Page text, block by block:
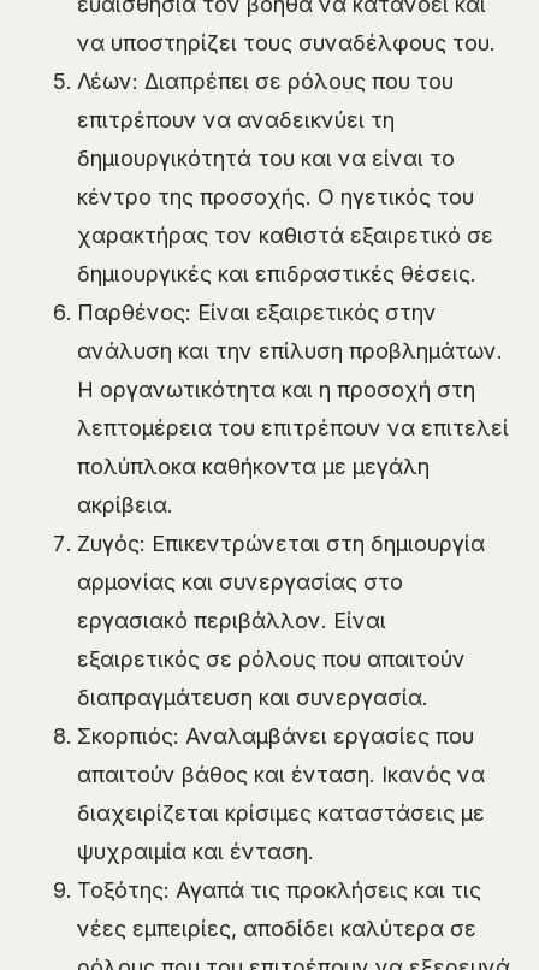
να υποστηρίζει τους συναδέλφους του.
Λέων: Διαπρέπει σε ρόλους που του
επιτρέπουν να αναδεικνύει τη
δημιουργικότητά του και να είναι το
κέντρο της προσοχής. Ο ηγετικός του
χαρακτήρας τον καθιστά εξαιρετικό σε
δημιουργικές και επιδραστικές θέσεις.
Παρθένος: Είναι εξαιρετικός στην
ανάλυση και την επίλυση προβλημάτων.
Η οργανωτικότητα και η προσοχή στη
λεπτομέρεια του επιτρέπουν να επιτελεί
πολύπλοκα καθήκοντα με μεγάλη
ακρίβεια.
Ζυγός: Επικεντρώνεται στη δημιουργία
αρμονίας και συνεργασίας στο
εργασιακό περιβάλλον. Είναι
εξαιρετικός σε ρόλους που απαιτούν
διαπραγμάτευση και συνεργασία.
Σκορπιός: Αναλαμβάνει εργασίες που
απαιτούν βάθος και ένταση. Ικανός να
διαχειρίζεται κρίσιμες καταστάσεις με
ψυχραιμία και ένταση.
Τοξότης: Αγαπά τις προκλήσεις και τις
νέες εμπειρίες, αποδίδει καλύτερα σε